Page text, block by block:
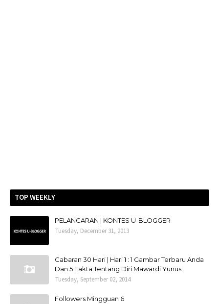
TOP WEEKLY
PELANCARAN | KONTES U-BLOGGER
Tuesday, December 31, 2013
Cabaran 30 Hari | Hari 1 : 1 Gambar Terbaru Anda
Dan 5 Fakta Tentang Diri Mawardi Yunus
Tuesday, September 02, 2014
Followers Mingguan 6